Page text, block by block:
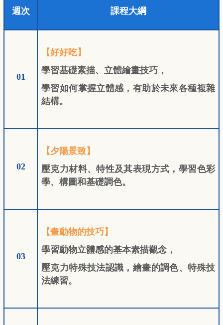
週次 課程大綱
01
【好好吃】
學習基礎素描、立體繪畫技巧，
學習如何掌握立體感，有助於未來各種複雜
結構。
02
【夕陽景致】
壓克力材料、特性及其表現方式，學習色彩
學、構圖和基礎調色。
03
【畫動物的技巧】
學習動物立體感的基本素描觀念，
壓克力特殊技法認識，繪畫的調色、特殊技
法練習。